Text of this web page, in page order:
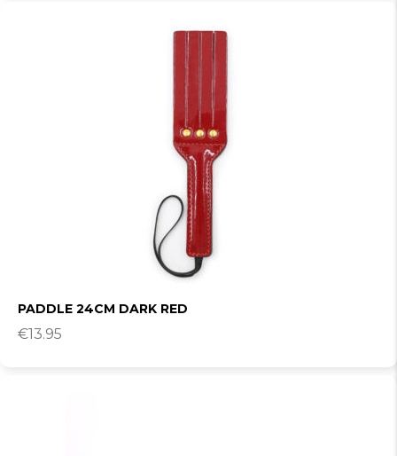
PADDLE 24CM DARK RED
€13.95